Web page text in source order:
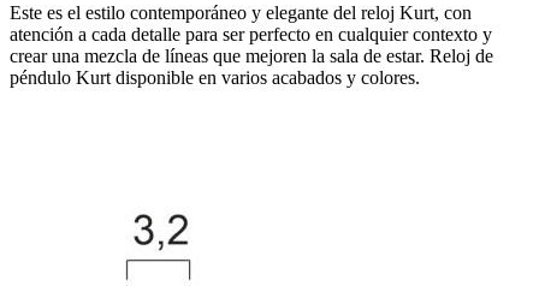
Este es el estilo contemporáneo y elegante del reloj Kurt, con
atención a cada detalle para ser perfecto en cualquier contexto y
crear una mezcla de líneas que mejoren la sala de estar. Reloj de
péndulo Kurt disponible en varios acabados y colores.